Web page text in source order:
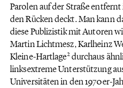
Parolen auf der Straße
den Rücken deckt. Man kann
diese Publizistik mit Autoren
Martin Lichtmesz, Karlheinz
Kleine-Hartlage2durchaus
linksextreme Unterstützung
Universitäten in den 1970er-